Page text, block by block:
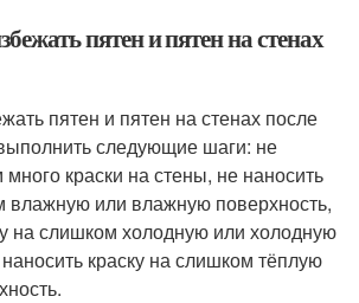
пятен и пятен на стенах
пятен и пятен на стенах после
следующие шаги: не
краски на стены, не наносить
влажную или влажную поверхность,
на слишком холодную или холодную
краску на слишком тёплую